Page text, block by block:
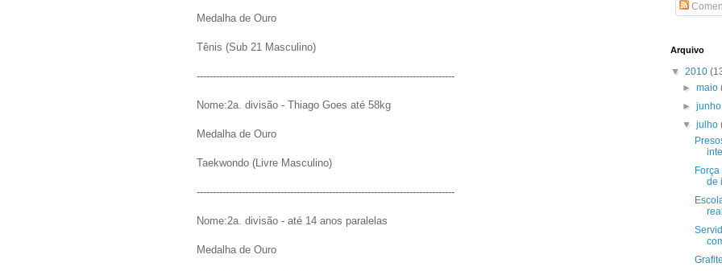
Medalha de Ouro
Tênis (Sub 21 Masculino)
--------------------------------------------------------------------------------
Nome:2a. divisão - Thiago Goes até 58kg
Medalha de Ouro
Taekwondo (Livre Masculino)
--------------------------------------------------------------------------------
Nome:2a. divisão - até 14 anos paralelas
Medalha de Ouro
Arquivo
▼ 2010
►maio
►
▼julho
de